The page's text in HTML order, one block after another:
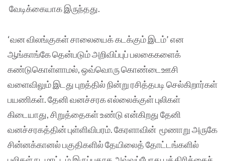
வேடிக்கையாக இருந்தது.
‘வன விலங்குகள் சாலையைக் கடக்கும் இடம்’ என
ஆங்காங்கே தென்படும் அறிவிப்புப் பலகைகளைக்
கண்டுகொள்ளாமல், ஒவ்வொரு கொண்டைஊசி
வளைவிலும் இடது புறத்தில் நின்று ரசித்தபடி செல்கிறார்கள்
பயணிகள். தேனி வனச்சரக எல்லைக்குள் புலிகள்
கிடையாது, சிறுத்தைகள் உண்டு என்கிறது தேனி
வனச்சரகத்தின் புள்ளிவிபரம். கேரளாவின் மூணாறு அருகே
சின்னக்கானல் பகுதிகளில் தேயிலைத் தோட்டங்களில்